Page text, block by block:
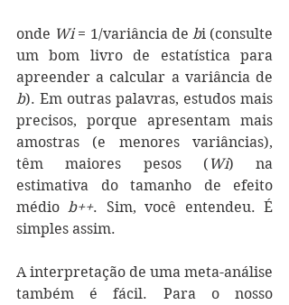
onde Wi = 1/variância de bi (consulte
um bom livro de estatística para
b). Em outras palavras, estudos mais
precisos, porque apresentam mais
amostras (e menores variâncias),
têm maiores pesos ( Wi) na
estimativa do tamanho de efeito
médio b++. Sim, você entendeu. É
simples assim.
A interpretação de uma meta-análise
também é fácil. Para o nosso